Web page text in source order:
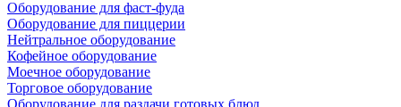
Оборудование для фаст-фуда
Оборудование для пиццерии
Нейтральное оборудование
Кофейное оборудование
Моечное оборудование
Торговое оборудование
Оборудование для раздачи готовых блюд